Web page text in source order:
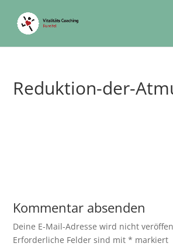
Reduktion-der-
Kommentar absenden
Deine E-Mail-Adresse wird nicht
Erforderliche Felder sind mit* markiert